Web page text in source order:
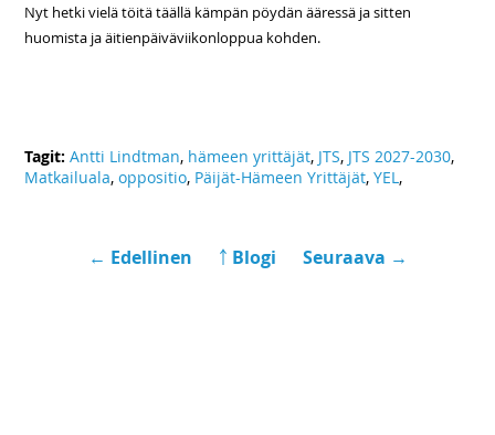
Nyt hetki vielä töitä täällä kämpän pöydän ääressä ja sitten
huomista ja äitienpäiväviikonloppua kohden.
Tagit:Antti Lindtman, hämeen yrittäjät, JTS, JTS 2027-2030,
Matkailuala,oppositio, Päijät-Hämeen Yrittäjät,YEL,
← Edellinen ￪ Blogi Seuraava →